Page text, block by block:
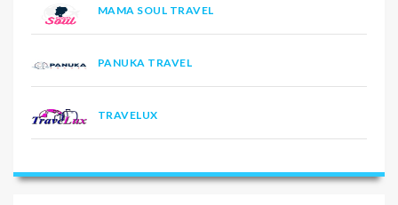
MAMA SOUL TRAVEL
PANUKA TRAVEL
TRAVELUX